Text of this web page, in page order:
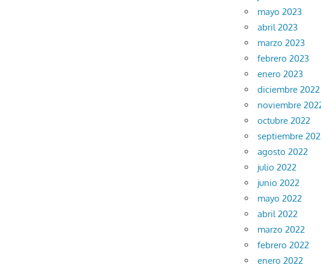
mayo 2023
abril 2023
marzo 2023
febrero 2023
enero 2023
diciembre 2022
noviembre
octubre 2022
septiembre
agosto 2022
julio 2022
junio 2022
mayo 2022
abril 2022
marzo 2022
febrero 2022
enero 2022